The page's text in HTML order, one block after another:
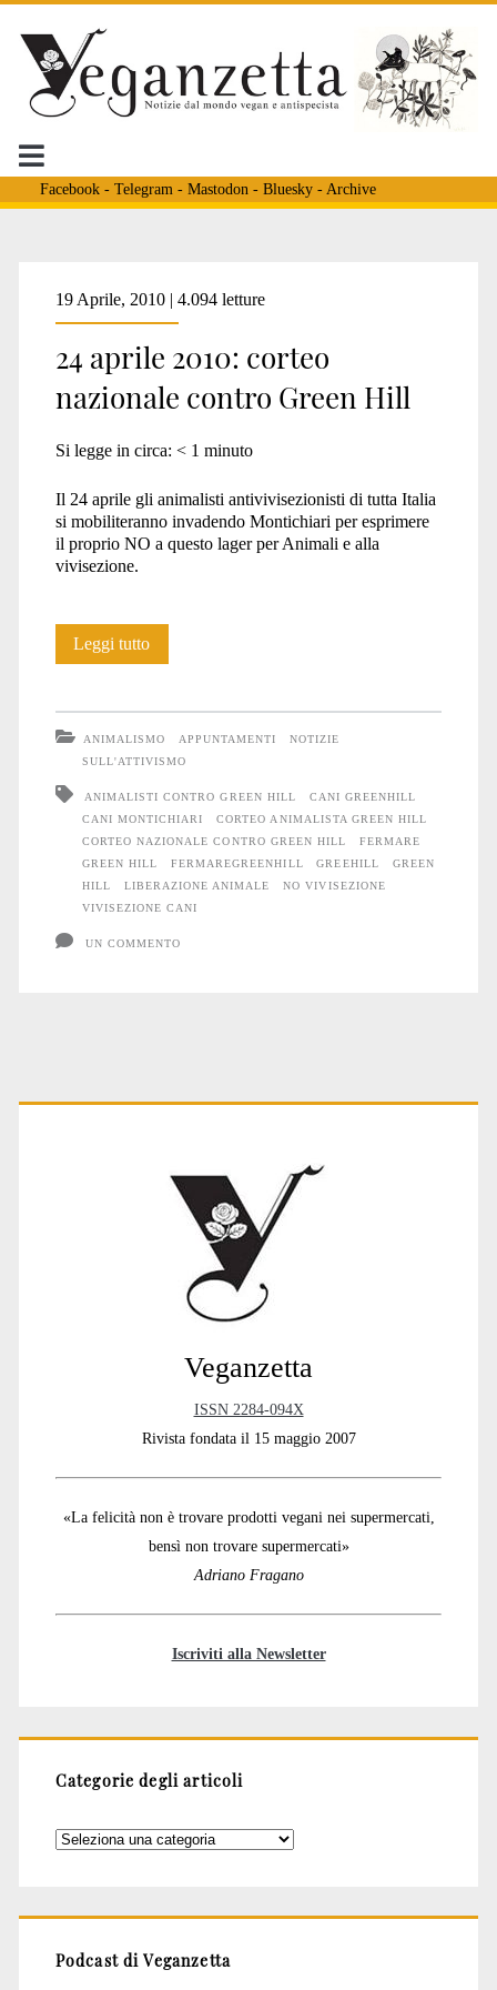
Facebook- Telegram - Mastodon - Bluesky- Archive
Tag:
<span>cani
greenhill</span>
19 Aprile, 2010 | 4.094 letture
24 aprile 2010: corteo
nazionale contro Green Hill
Si legge in circa: < 1 minuto
Il 24 aprile gli animalisti antivivisezionisti di tutta Italia
si mobiliteranno invadendo Montichiari per esprimere
il proprio NO a questo lager per Animali e alla
vivisezione.
Leggi tutto24
corteo
nazionale
contro
Green
ANIMALISMO APPUNTAMENTI
NOTIZIE
SULL'ATTIVISMO
ANIMALISTI CONTRO GREEN HILL
CANI GREENHILL
CANI MONTICHIARI
CORTEO ANIMALISTA GREEN HILL
CORTEO NAZIONALE CONTRO GREEN HILL
FERMARE
GREEN HILL
FERMAREGREENHILL GREEHILL
GREEN
HILL
LIBERAZIONE ANIMALE
NO VIVISEZIONE
VIVISEZIONE CANI
UN COMMENTO
Primary
Veganzetta
ISSN 2284-094X
Rivista fondata il 15 maggio 2007
«La felicità non è trovare prodotti vegani nei supermercati,
bensì non trovare supermercati»
Adriano Fragano
Iscriviti alla Newsletter
Categorie degli articoli
Categorie
Podcast di Veganzetta